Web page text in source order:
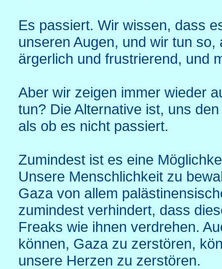
Es passiert. Wir wissen, dass
unseren Augen, und wir tun
ärgerlich und frustrierend, und
Aber wir zeigen immer wieder
tun? Die Alternative ist, uns
als ob es nicht passiert.
Zumindest ist es eine
Unsere Menschlichkeit zu
Gaza von allem
zumindest verhindert, dass
Freaks wie ihnen verdrehen.
können, Gaza zu zerstören,
unsere Herzen zu zerstören.